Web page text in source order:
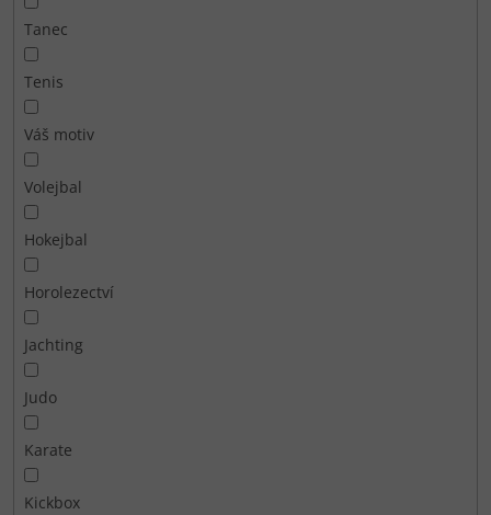
Tanec
Tenis
Váš motiv
Volejbal
Hokejbal
Horolezectví
Jachting
Judo
Karate
Kickbox